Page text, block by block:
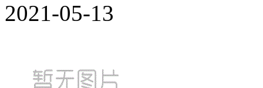
2021-05-13